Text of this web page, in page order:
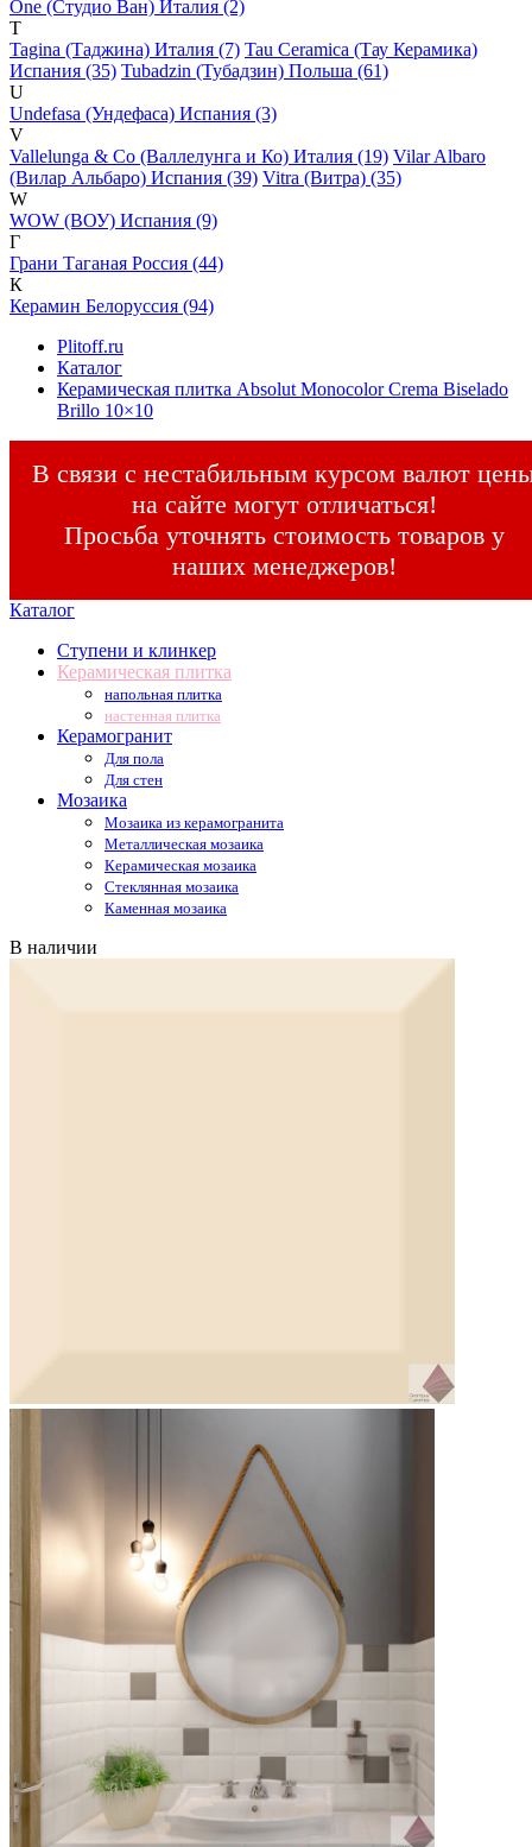
One (Студио Ван) Италия (2)
T
Tagina (Таджина) Италия (7) Tau Ceramica (Тау Керамика)
Испания (35) Tubadzin (Тубадзин) Польша (61)
U
Undefasa (Ундефаса) Испания (3)
V
Vallelunga & Co (Валлелунга и Ко) Италия (19) Vilar Albaro
(Вилар Альбаро) Испания (39) Vitra (Витра) (35)
W
WOW (ВОУ) Испания (9)
Г
Грани Таганая Россия (44)
К
Керамин Белоруссия (94)
Plitoff.ru
Каталог
Керамическая плитка Absolut Monocolor Crema Biselado
Brillo 10×10
В связи с нестабильным курсом валют
на сайте могут отличаться!
Просьба уточнять стоимость товаров у
наших менеджеров!
Каталог
Ступени и клинкер
Керамическая плитка
напольная плитка
настенная плитка
Керамогранит
Для пола
Для стен
Мозаика
Мозаика из керамогранита
Металлическая мозаика
Керамическая мозаика
Стеклянная мозаика
Каменная мозаика
В наличии